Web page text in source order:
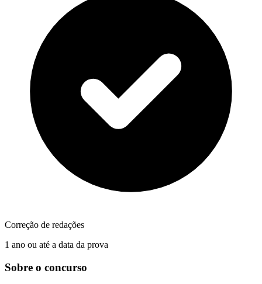
Correção de redações
1 ano ou até a data da prova
Sobre o concurso